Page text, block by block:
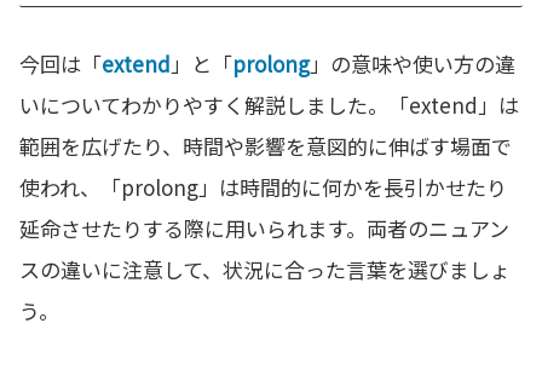
今回は「extend」と「prolong」の意味や使い方の違
いについてわかりやすく解説しました。「extend」は
範囲を広げたり、時間や影響を意図的に伸ばす場面で
使われ、「prolong」は時間的に何かを長引かせたり
延命させたりする際に用いられます。両者のニュアン
スの違いに注意して、状況に合った言葉を選びましょ
う。